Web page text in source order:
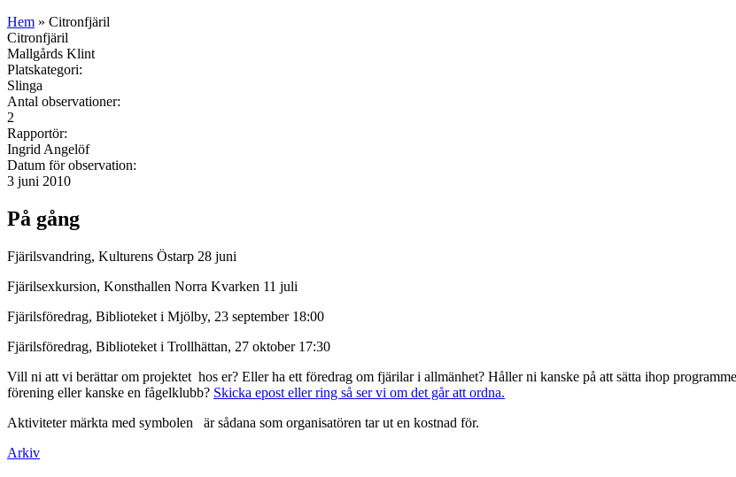
Hem » Citronfjäril
Citronfjäril
Mallgårds Klint
Platskategori:
Slinga
Antal observationer:
2
Rapportör:
Ingrid Angelöf
Datum för observation:
3 juni 2010
På gång
Fjärilsvandring, Kulturens Östarp 28 juni
Fjärilsexkursion, Konsthallen Norra Kvarken 11 juli
Fjärilsföredrag, Biblioteket i Mjölby, 23 september 18:00
Fjärilsföredrag, Biblioteket i Trollhättan, 27 oktober 17:30
Vill ni att vi berättar om projektet hos er? Eller ha ett föredrag om fjärilar i allmänhet? Håller ni kanske på att sätta ihop
förening eller kanske en fågelklubb? Skicka epost eller ring så ser vi om det går att ordna.
Aktiviteter märkta med symbolen
är sådana som organisatören tar ut en kostnad för.
Arkiv